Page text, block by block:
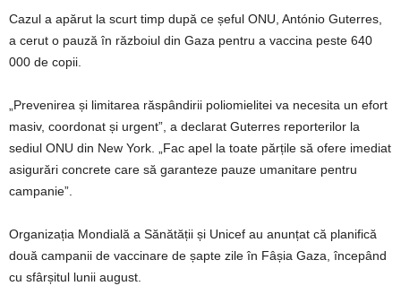
Cazul a apărut la scurt timp după ce șeful ONU, António Guterres,
a cerut o pauză în războiul din Gaza pentru a vaccina peste 640
000 de copii.
„Prevenirea și limitarea răspândirii poliomielitei va necesita un efort
masiv, coordonat și urgent”, a declarat Guterres reporterilor la
sediul ONU din New York. „Fac apel la toate părțile să ofere imediat
asigurări concrete care să garanteze pauze umanitare pentru
campanie”.
Organizația Mondială a Sănătății și Unicef au anunțat că planifică
două campanii de vaccinare de șapte zile în Fâșia Gaza, începând
cu sfârșitul lunii august.